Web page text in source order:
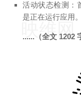
活动状态检测：
是正在运行应用。
......（全文 1202
映维